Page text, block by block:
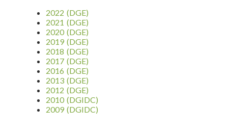
2022 (DGE)
2021 (DGE)
2020 (DGE)
2019 (DGE)
2018 (DGE)
2017 (DGE)
2016 (DGE)
2013 (DGE)
2012 (DGE)
2010 (DGIDC)
2009 (DGIDC)